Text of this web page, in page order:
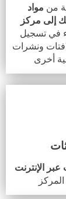
من مواد
إلى مركز
في تسجيل
ونشرات
الإنترنت